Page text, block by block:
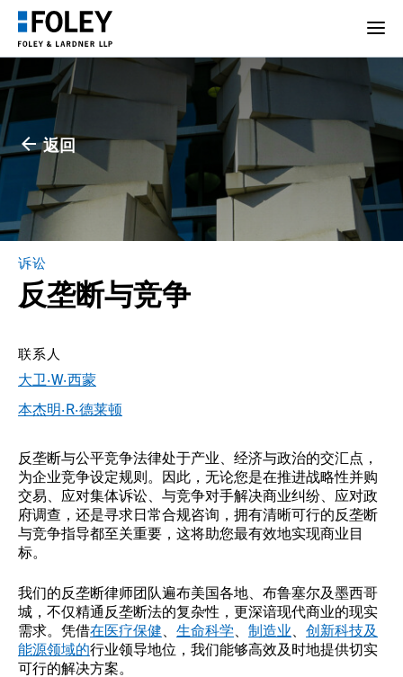
返回
诉讼
反垄断与竞争
反垄断与公平竞争法律处于产业、经济与政治的交汇点，
为企业竞争设定规则。因此，无论您是在推进战略性并购
交易、应对集体诉讼、与竞争对手解决商业纠纷、应对政
府调查，还是寻求日常合规咨询，拥有清晰可行的反垄断
与竞争指导都至关重要，这将助您最有效地实现商业目
标。
我们的反垄断律师团队遍布美国各地、布鲁塞尔及墨西哥
城，不仅精通反垄断法的复杂性，更深谙现代商业的现实
需求。凭借在医疗保健 生命科学 制造业
创新科技及
能源领域的行业领导地位，我们能够高效及时地提供切实
可行的解决方案。
联系人
大卫·W·西蒙
本杰明·R·德莱顿